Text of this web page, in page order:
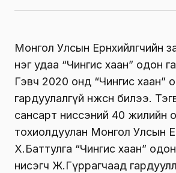
Монгол Улсын Ерөнхийлөгчийн
нэг удаа “Чингис хаан” одон
Гэвч 2020 онд “Чингис хаан”
гардуулалгүй өнжсөн билээ.
сансарт ниссэний 40 жилийн
тохиолдуулан Монгол Улсын
Х.Баттулга “Чингис хаан”
нисэгч Ж.Гүррагчаад